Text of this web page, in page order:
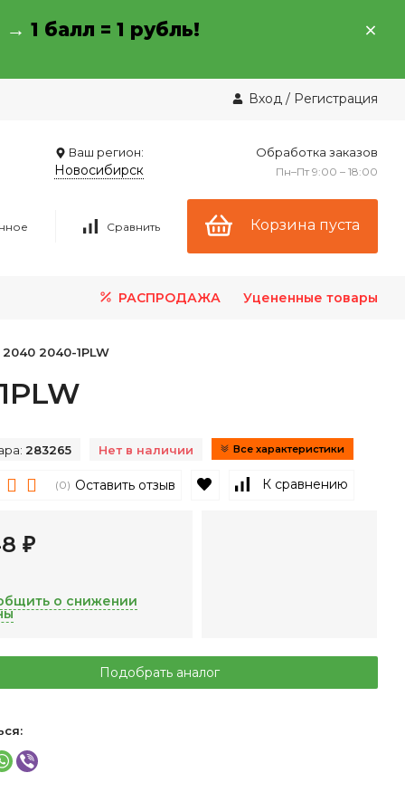
→ 1 балл = 1 рубль!
Вход / Регистрация
Ваш регион:
Новосибирск
Обработка заказов
Пн–Пт 9:00 – 18:00
Сравнить Корзина пуста
РАСПРОДАЖА Уцененные товары
2040 2040-1PLW
283265 Нет в наличии Все характеристики
(0) Оставить отзыв В избранное
К сравнению
₽
о снижении
Подобрать аналог